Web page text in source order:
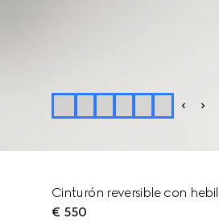
Cinturón reversible con
€ 550